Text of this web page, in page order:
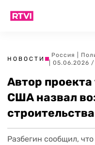
НОВОСТИ
Россия
| 05.06.2026
Автор
США назвал
строительства
Разбегин сообщил,